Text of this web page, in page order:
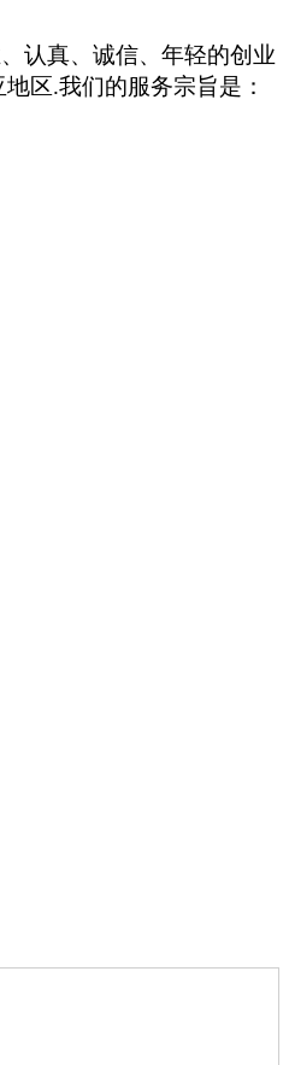
认真、诚信、年轻的创业
地区.我们的服务宗旨是：